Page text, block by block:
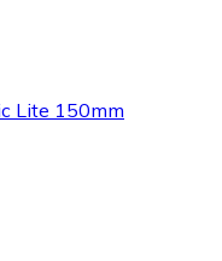
Lite 150mm